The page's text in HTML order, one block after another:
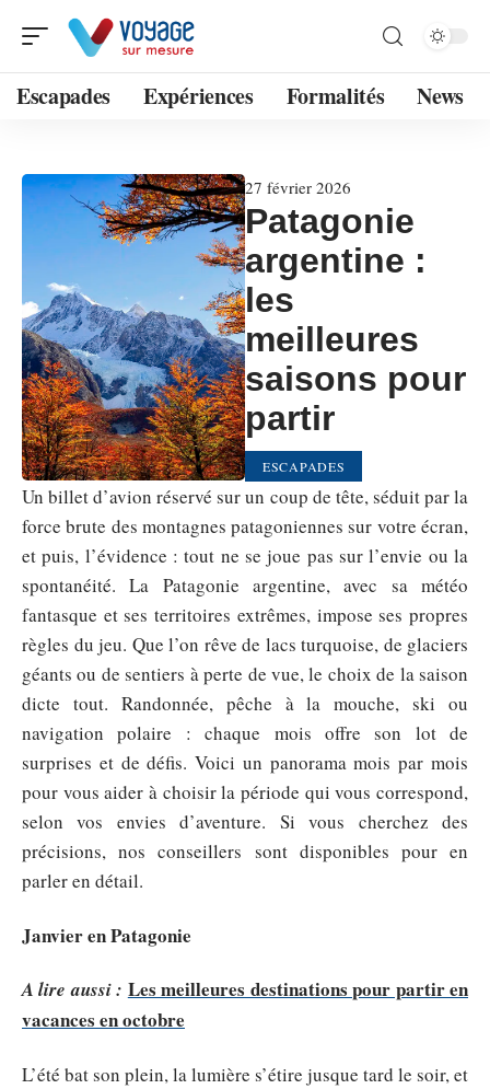
Escapades Expériences Formalités News
27 février 2026
Patagonie
argentine :
les
meilleures
saisons pour
partir
ESCAPADES
Un billet d’avion réservé sur un coup de tête, séduit par la
force brute des montagnes patagoniennes sur votre écran,
et puis, l’évidence : tout ne se joue pas sur l’envie ou la
spontanéité. La Patagonie argentine, avec sa météo
fantasque et ses territoires extrêmes, impose ses propres
règles du jeu. Que l’on rêve de lacs turquoise, de glaciers
géants ou de sentiers à perte de vue, le choix de la saison
dicte tout. Randonnée, pêche à la mouche, ski ou
navigation polaire : chaque mois offre son lot de
surprises et de défis. Voici un panorama mois par mois
pour vous aider à choisir la période qui vous correspond,
selon vos envies d’aventure. Si vous cherchez des
précisions, nos conseillers sont disponibles pour en
parler en détail.
Janvier en Patagonie
A lire aussi : Les meilleures destinations pour partir en
vacances en octobre
L’été bat son plein, la lumière s’étire jusque tard le soir, et